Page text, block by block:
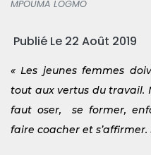
MPOUMA LOGMO
Publié Le 22 Août 2019
« Les jeunes femmes
tout aux vertus du travail.
faut oser, se former,
faire coacher et s’affirmer.